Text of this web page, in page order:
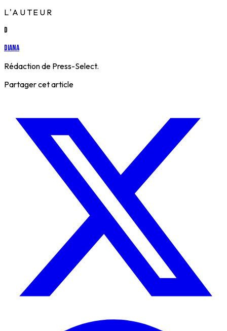
L'AUTEUR
D
Diana
Rédaction de Press-Select.
Partager cet article